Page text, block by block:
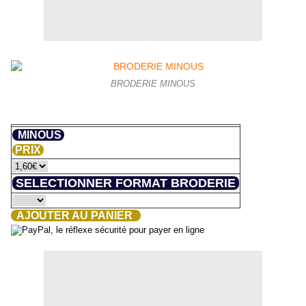
BRODERIE MINOUS
MINOUS
PRIX
SELECTIONNER FORMAT BRODERIE
AJOUTER AU PANIER